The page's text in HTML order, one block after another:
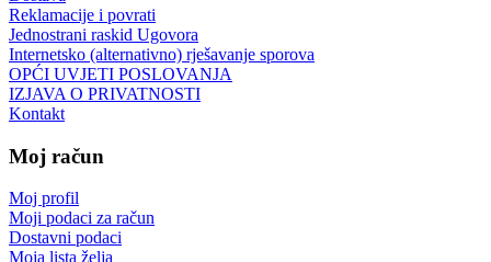
Reklamacije i povrati
Jednostrani raskid Ugovora
Internetsko (alternativno) rješavanje sporova
OPĆI UVJETI POSLOVANJA
IZJAVA O PRIVATNOSTI
Kontakt
Moj račun
Moj profil
Moji podaci za račun
Dostavni podaci
Moja lista želja